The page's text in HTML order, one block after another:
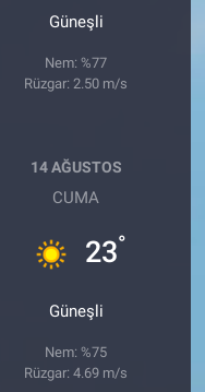
Güneşli
Nem: %77
Rüzgar: 2.50 m/s
14 AĞUSTOS
CUMA
23°
Güneşli
Nem: %75
Rüzgar: 4.69 m/s